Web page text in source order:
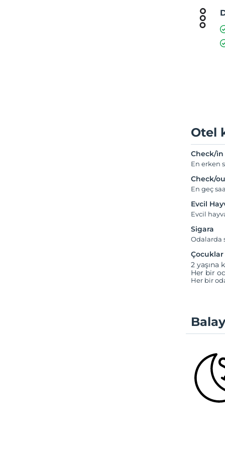
Otel
Check/in
En erken
Check/
En geç
Evcil
Evcil
Sigara
Odalarda
Çocuklar
2 yaşına
Her bir
Her bir